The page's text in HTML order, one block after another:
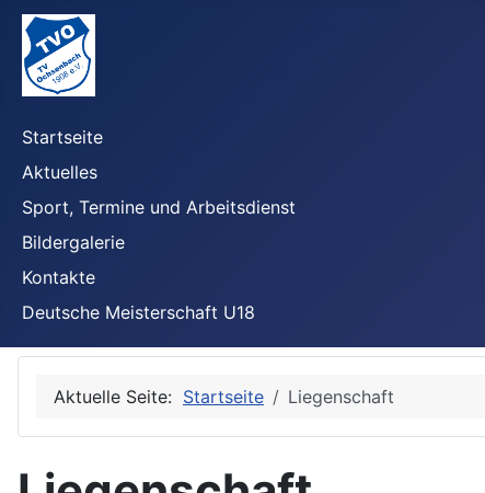
Startseite
Aktuelles
Sport, Termine und Arbeitsdienst
Bildergalerie
Kontakte
Deutsche Meisterschaft U18
Aktuelle Seite: Startseite Liegenschaft